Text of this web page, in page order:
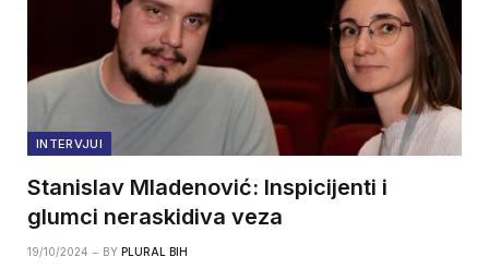
INTERVJUI
Stanislav Mladenović: Inspicijenti i
glumci neraskidiva veza
19/10/2024 BY PLURAL BIH